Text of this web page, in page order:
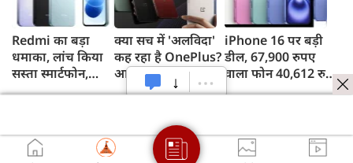
Redmi का बड़ा
धमाका, लांच किया
सस्ता स्मार्टफोन,
8,000mAh बैटरी
क्या सच में 'अलविदा'
कह रहा है OnePlus?
आपके फोन के
अपडेट्स और वारंटी पर
iPhone 16 पर बड़ी
डील, 67,900 रुपए
वाला फोन 40,612 रुपए
में खरीदने का मौका, ऐसे